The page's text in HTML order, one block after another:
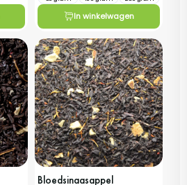
In winkelwagen
Bloedsinaasappel